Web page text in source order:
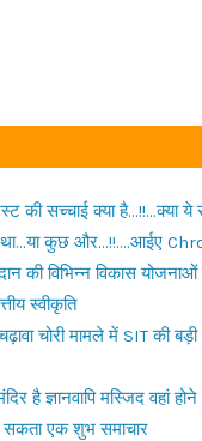
की सच्चाई क्या है…!!…क्या ये
था…या कुछ और…!!….आईए
की विभिन्न विकास योजनाओं
स्वीकृति
चोरी मामले में SIT की बड़ी
है ज्ञानवापि मस्जिद वहां
सकता एक शुभ समाचार